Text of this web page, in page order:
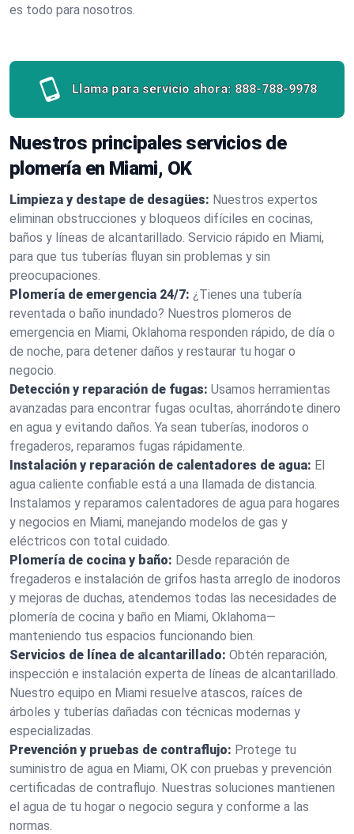
es todo para nosotros.
Llama para servicio ahora: 888-788-9978
Nuestros principales servicios de
plomería en Miami, OK
Limpieza y destape de desagües: Nuestros expertos
eliminan obstrucciones y bloqueos difíciles en cocinas,
baños y líneas de alcantarillado. Servicio rápido en Miami,
para que tus tuberías fluyan sin problemas y sin
preocupaciones.
Plomería de emergencia 24/7: ¿Tienes una tubería
reventada o baño inundado? Nuestros plomeros de
emergencia en Miami, Oklahoma responden rápido, de día o
de noche, para detener daños y restaurar tu hogar o
negocio.
Detección y reparación de fugas: Usamos herramientas
avanzadas para encontrar fugas ocultas, ahorrándote dinero
en agua y evitando daños. Ya sean tuberías, inodoros o
fregaderos, reparamos fugas rápidamente.
Instalación y reparación de calentadores de agua: El
agua caliente confiable está a una llamada de distancia.
Instalamos y reparamos calentadores de agua para hogares
y negocios en Miami, manejando modelos de gas y
eléctricos con total cuidado.
Plomería de cocina y baño: Desde reparación de
fregaderos e instalación de grifos hasta arreglo de inodoros
y mejoras de duchas, atendemos todas las necesidades de
plomería de cocina y baño en Miami, Oklahoma—
manteniendo tus espacios funcionando bien.
Servicios de línea de alcantarillado: Obtén reparación,
inspección e instalación experta de líneas de alcantarillado.
Nuestro equipo en Miami resuelve atascos, raíces de
árboles y tuberías dañadas con técnicas modernas y
especializadas.
Prevención y pruebas de contraflujo: Protege tu
suministro de agua en Miami, OK con pruebas y prevención
certificadas de contraflujo. Nuestras soluciones mantienen
el agua de tu hogar o negocio segura y conforme a las
normas.